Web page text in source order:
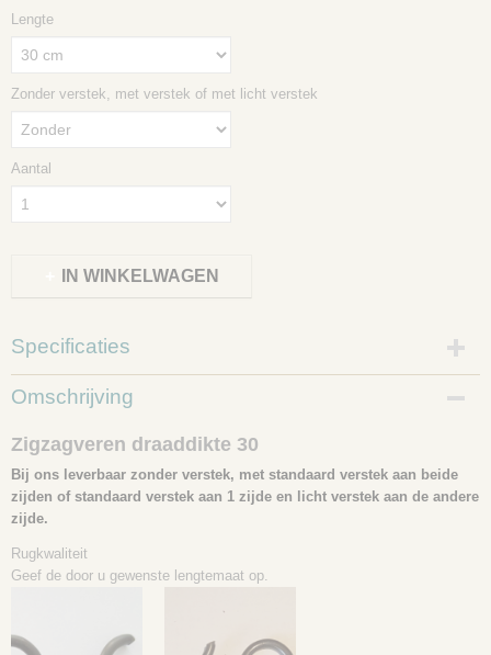
Lengte
Zonder verstek, met verstek of met licht verstek
Aantal
IN WINKELWAGEN
Specificaties
Productcode
11-02-21-30
Omschrijving
Zigzagveren draaddikte 30
Bij ons leverbaar zonder verstek, met standaard verstek aan beide
zijden of standaard verstek aan 1 zijde en licht verstek aan de andere
zijde.
Rugkwaliteit
Geef de door u gewenste lengtemaat op.